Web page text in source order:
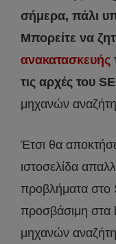
σήμερα, πάλι
Μπορείτε να
ανακατασκευής
τις αρχές του
μηχανών
Έτσι θα
ιστοσελίδα
προβλήματα στο
προσβάσιμη στα
μηχανών